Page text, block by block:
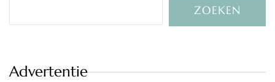
ZOEKEN
Advertentie